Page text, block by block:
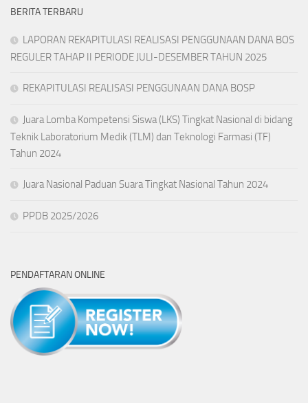
BERITA TERBARU
LAPORAN REKAPITULASI REALISASI PENGGUNAAN DANA BOS
REGULER TAHAP II PERIODE JULI-DESEMBER TAHUN 2025
REKAPITULASI REALISASI PENGGUNAAN DANA BOSP
Juara Lomba Kompetensi Siswa (LKS) Tingkat Nasional di bidang
Teknik Laboratorium Medik (TLM) dan Teknologi Farmasi (TF)
Tahun 2024
Juara Nasional Paduan Suara Tingkat Nasional Tahun 2024
PPDB 2025/2026
PENDAFTARAN ONLINE